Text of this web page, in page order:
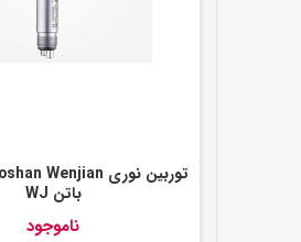
باتن WJ
ناموجود